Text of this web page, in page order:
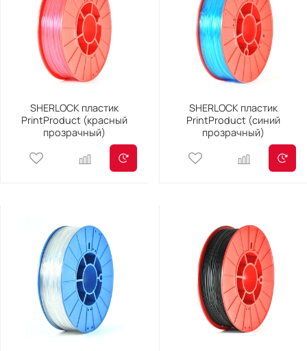
SHERLOCK пластик
PrintProduct (красный
прозрачный)
SHERLOCK пластик
PrintProduct (синий
прозрачный)